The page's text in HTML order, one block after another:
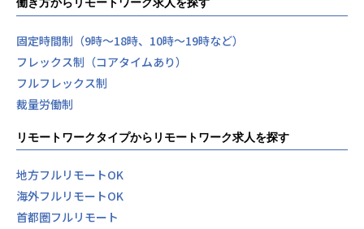
固定時間制（9時～18時、10時～19時など）
フレックス制（コアタイムあり）
フルフレックス制
裁量労働制
リモートワークタイプからリモートワーク求人を探す
地方フルリモートOK
海外フルリモートOK
首都圏フルリモート